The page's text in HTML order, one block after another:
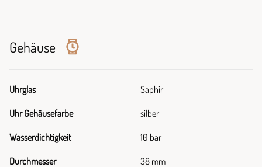
Gehäuse
Uhrglas Saphir
Uhr Gehäusefarbe silber
Wasserdichtigkeit 10 bar
Durchmesser 38 mm